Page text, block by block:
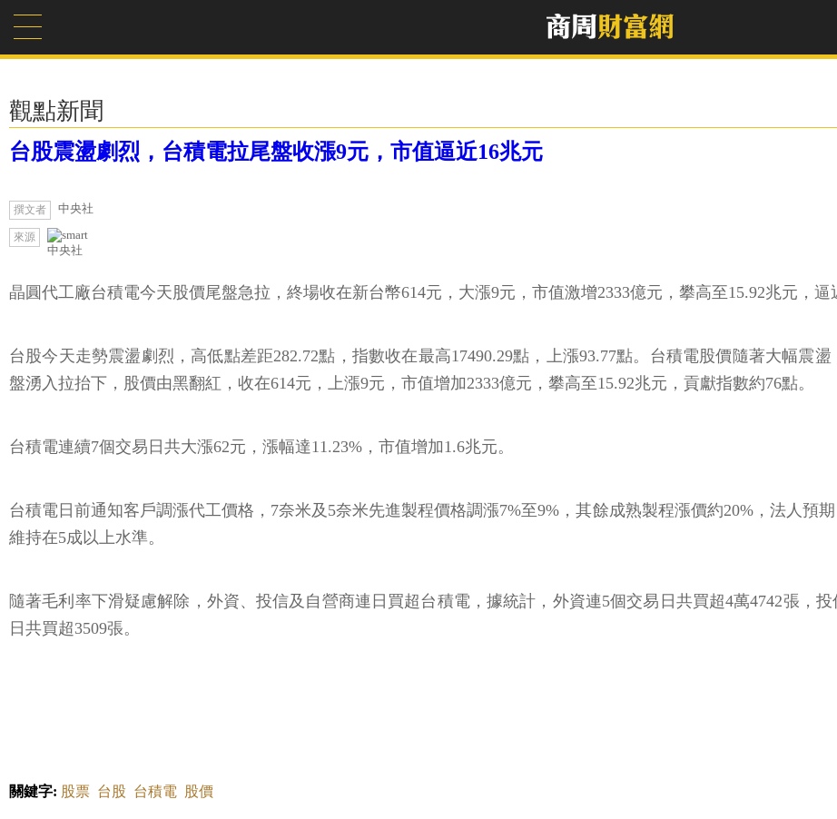
觀點新聞
台股震盪劇烈，台積電拉尾盤收漲9元，市值逼近16兆元
撰文者 中央社
來源
中央社
晶圓代工廠台積電今天股價尾盤急拉，終場收在新台幣614元，大漲9元，市值激增2333億元，攀高至15.92兆元，逼
台股今天走勢震盪劇烈，高低點差距282.72點，指數收在最高17490.29點，上漲93.77點。台積電股價隨著大幅震
盤湧入拉抬下，股價由黑翻紅，收在614元，上漲9元，市值增加2333億元，攀高至15.92兆元，貢獻指數約76點。
台積電連續7個交易日共大漲62元，漲幅達11.23%，市值增加1.6兆元。
台積電日前通知客戶調漲代工價格，7奈米及5奈米先進製程價格調漲7%至9%，其餘成熟製程漲價約20%，法人預
維持在5成以上水準。
隨著毛利率下滑疑慮解除，外資、投信及自營商連日買超台積電，據統計，外資連5個交易日共買超4萬4742張，
日共買超3509張。
關鍵字: 股票 台股 台積電 股價